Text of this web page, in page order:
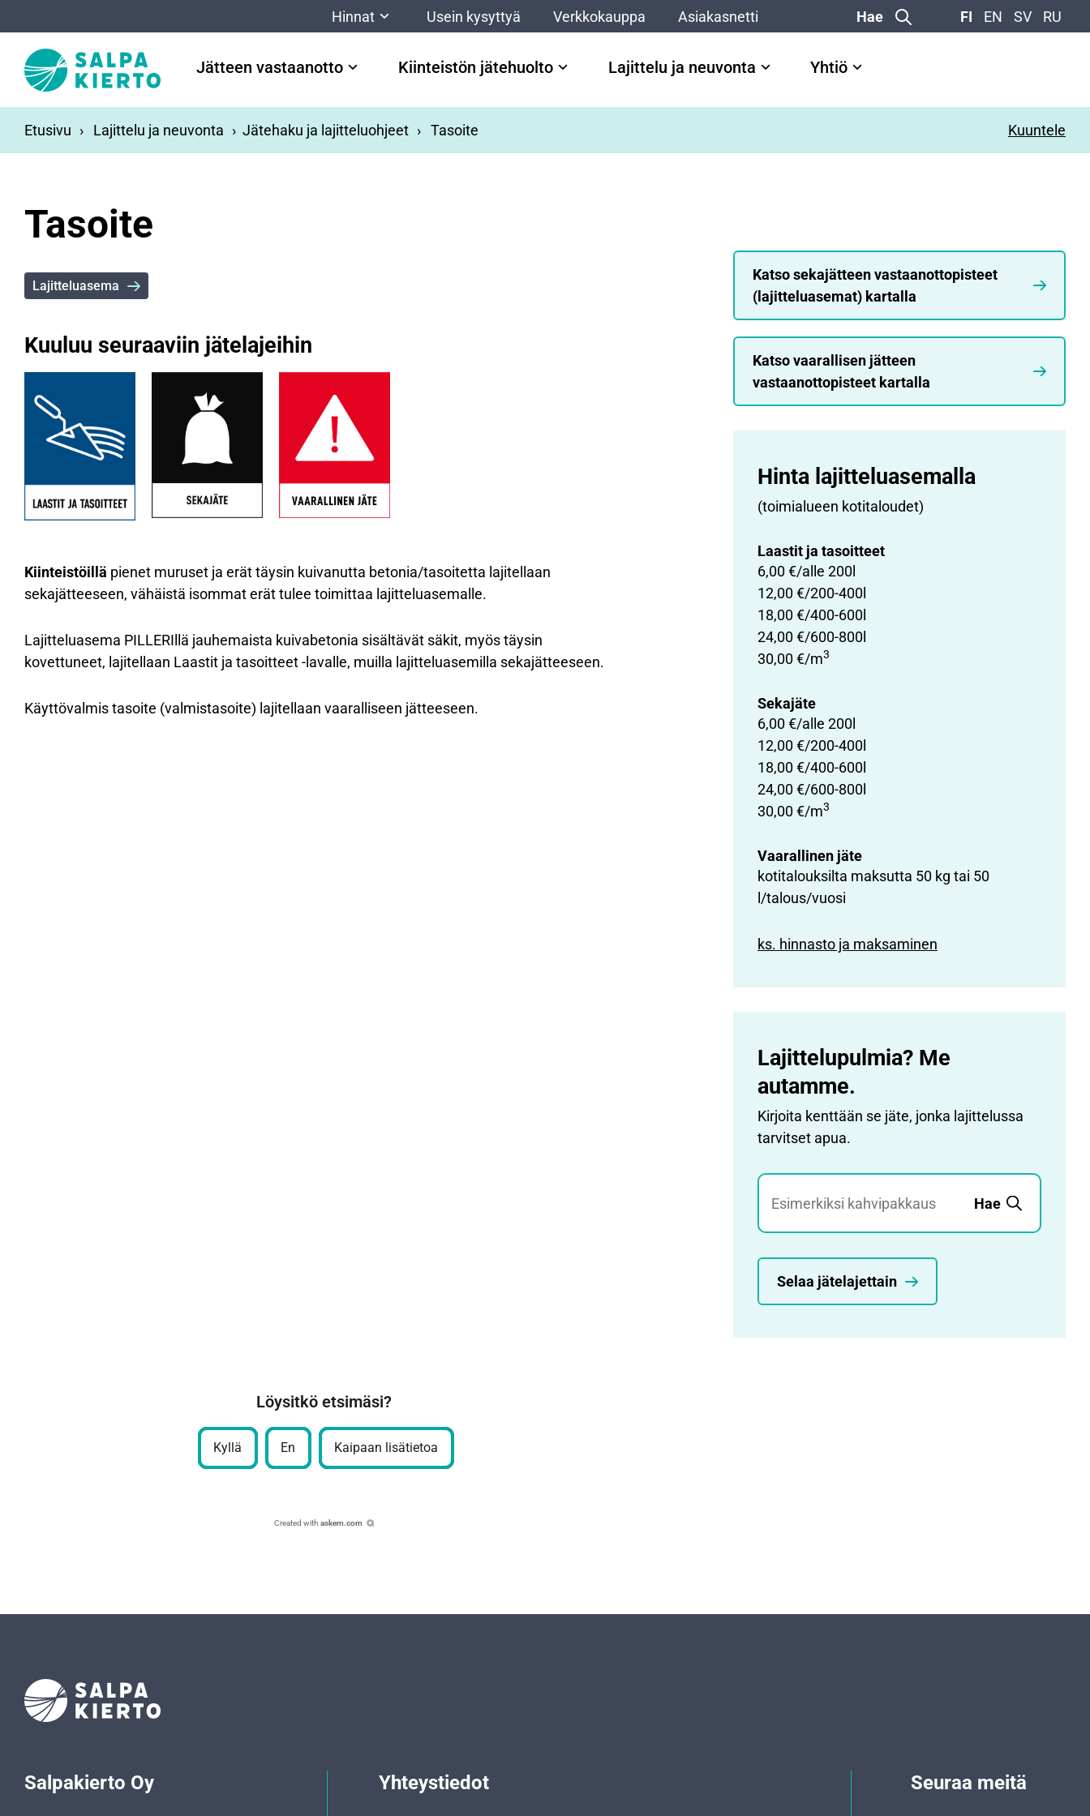
Hinnat Usein kysyttyä Verkkokauppa Asiakasnetti Hae FI EN SV RU
Jätteen vastaanotto Kiinteistön jätehuolto Lajittelu ja neuvonta Yhtiö
Etusivu Lajittelu ja neuvonta Jätehaku ja lajitteluohjeet Tasoite Kuuntele
Tasoite
Lajitteluasema
Kuuluu seuraaviin jätelajeihin
Kiinteistöillä pienet muruset ja erät täysin kuivanutta betonia/tasoitetta lajitellaan
sekajätteeseen, vähäistä isommat erät tulee toimittaa lajitteluasemalle.
Lajitteluasema PILLERIllä jauhemaista kuivabetonia sisältävät säkit, myös täysin
kovettuneet, lajitellaan Laastit ja tasoitteet -lavalle, muilla lajitteluasemilla sekajätteeseen.
Käyttövalmis tasoite (valmistasoite) lajitellaan vaaralliseen jätteeseen.
Katso sekajätteen vastaanottopisteet
(lajitteluasemat) kartalla
Katso vaarallisen jätteen
vastaanottopisteet kartalla
Hinta lajittelu­asemalla
(toimialueen kotitaloudet)
Laastit ja tasoitteet
6,00 €/alle 200l
12,00 €/200-400l
18,00 €/400-600l
24,00 €/600-800l
30,00 €/m3
Sekajäte
6,00 €/alle 200l
12,00 €/200-400l
18,00 €/400-600l
24,00 €/600-800l
30,00 €/m3
Vaarallinen jäte
kotitalouksilta maksutta 50 kg tai 50
l/talous/vuosi
ks. hinnasto ja maksaminen
Lajittelupulmia? Me
autamme.
Kirjoita kenttään se jäte, jonka lajittelussa
tarvitset apua.
Jätehaku
Hae
Selaa jätelajettain
Löysitkö etsimäsi?
Kyllä En Kaipaan lisätietoa
Created with askem.com
Salpakierto Oy Yhteystiedot Seuraa meitä